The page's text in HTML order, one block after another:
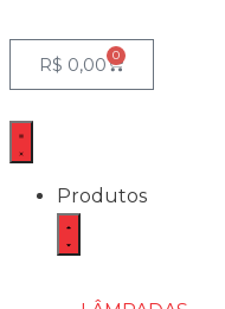
R$ 0,00 0
Produtos